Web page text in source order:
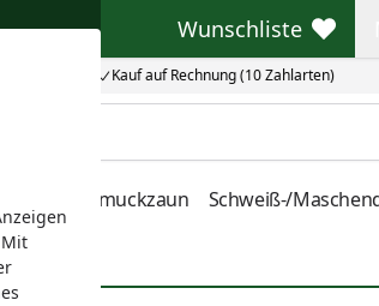
Kauf auf Rechnung (10 Zahlarten)
Wunschliste
Wunschliste
Schmuckzaun Schweiß-/